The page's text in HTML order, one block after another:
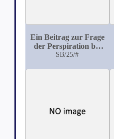
Ein Beitrag zur Frage
der Perspiration bei
den Säugetieren
SB/25/#